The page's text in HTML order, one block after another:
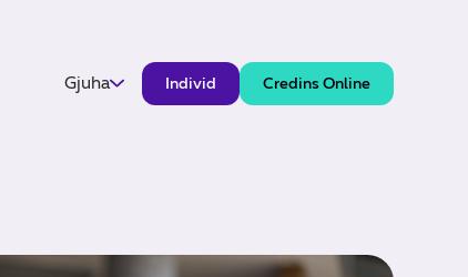
Gjuha Individ Credins Online